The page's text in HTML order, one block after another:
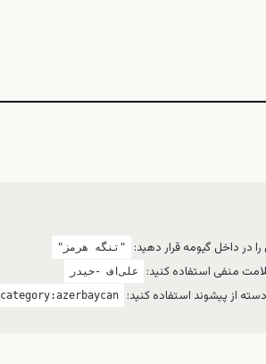
در داخل گیومه قرار دهید: "تنگه هرمز"
منفی استفاده کنید: علی‌اف -حیدر
از پیشوند استفاده کنید: category:azerbaycan